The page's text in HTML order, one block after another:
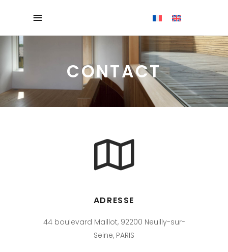
CONTACT
ADRESSE
44 boulevard Maillot, 92200 Neuilly-sur-
Seine, PARIS